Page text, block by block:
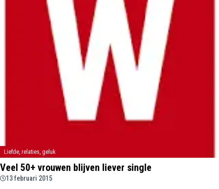
Liefde, relaties, geluk
Veel 50+ vrouwen blijven liever single
13 februari 2015